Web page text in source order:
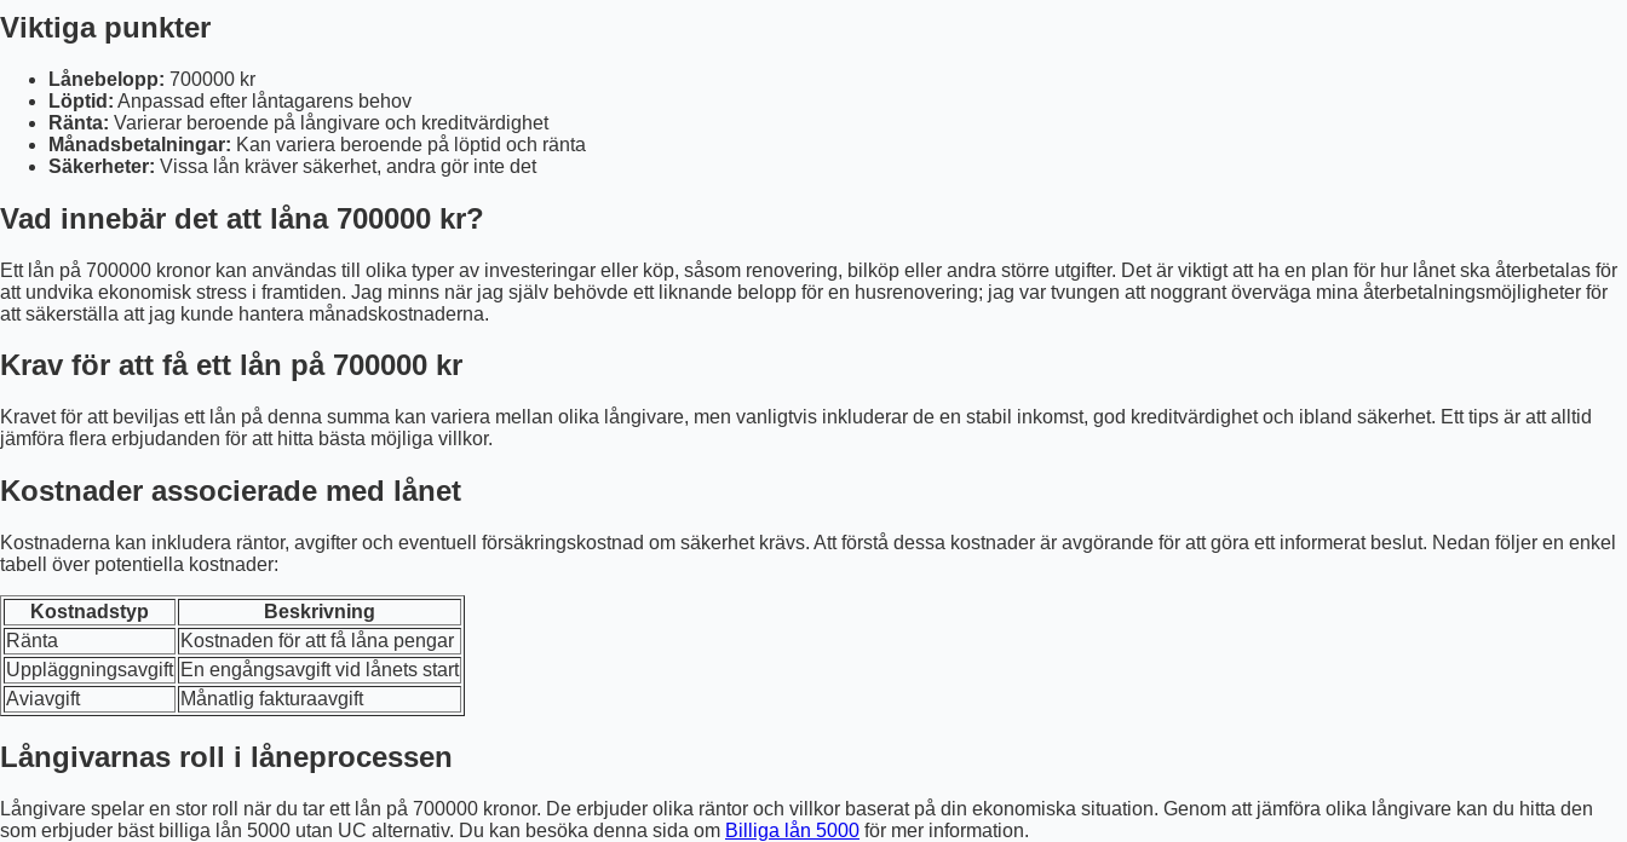
Viktiga punkter
Lånebelopp: 700000 kr
Löptid: Anpassad efter låntagarens behov
Ränta: Varierar beroende på långivare och kreditvärdighet
Månadsbetalningar: Kan variera beroende på löptid och ränta
Säkerheter: Vissa lån kräver säkerhet, andra gör inte det
Vad innebär det att låna 700000 kr?
Ett lån på 700000 kronor kan användas till olika typer av investeringar eller köp, såsom renovering, bilköp eller andra större utgifter. Det är viktigt att ha en plan för hur lånet ska återbetalas för
att undvika ekonomisk stress i framtiden. Jag minns när jag själv behövde ett liknande belopp för en husrenovering; jag var tvungen att noggrant överväga mina återbetalningsmöjligheter för
att säkerställa att jag kunde hantera månadskostnaderna.
Krav för att få ett lån på 700000 kr
Kravet för att beviljas ett lån på denna summa kan variera mellan olika långivare, men vanligtvis inkluderar de en stabil inkomst, god kreditvärdighet och ibland säkerhet. Ett tips är att alltid
jämföra flera erbjudanden för att hitta bästa möjliga villkor.
Kostnader associerade med lånet
Kostnaderna kan inkludera räntor, avgifter och eventuell försäkringskostnad om säkerhet krävs. Att förstå dessa kostnader är avgörande för att göra ett informerat beslut. Nedan följer en enkel
tabell över potentiella kostnader:
Kostnadstyp
Beskrivning
Ränta
Kostnaden för att få låna pengar
Uppläggningsavgift En engångsavgift vid lånets start
Aviavgift
Månatlig fakturaavgift
Långivarnas roll i låneprocessen
Långivare spelar en stor roll när du tar ett lån på 700000 kronor. De erbjuder olika räntor och villkor baserat på din ekonomiska situation. Genom att jämföra olika långivare kan du hitta den
som erbjuder bäst billiga lån 5000 utan UC alternativ. Du kan besöka denna sida om Billiga lån 5000 för mer information.